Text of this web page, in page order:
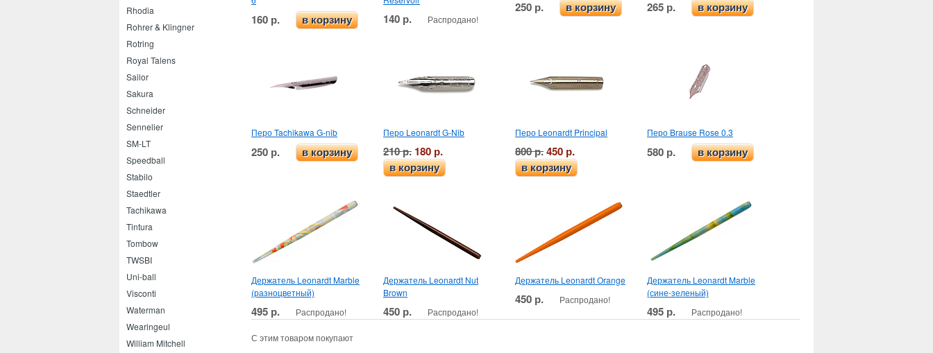
Rhodia
Rohrer & Klingner
Rotring
Royal Talens
Sailor
Sakura
Schneider
Sennelier
SM-LT
Speedball
Stabilo
Staedtler
Tachikawa
Tintura
Tombow
TWSBI
Uni-ball
Visconti
Waterman
Wearingeul
William Mitchell
160 р. в корзину 140 р. Распродано!
250 р. в корзину 265 р. в корзину
Перо Tachikawa G-nib
250 р. в корзину
Перо Leonardt G-Nib
210 р. 180 р.
в корзину
Перо Leonardt Principal
800 р.450 р.
в корзину
Перо Brause Rose 0.3
580 р. в корзину
Держатель Leonardt Marble
(разноцветный)
495 р. Распродано!
Держатель Leonardt Nut
Brown
450 р. Распродано!
Держатель Leonardt Orange
450 р. Распродано!
Держатель Leonardt Marble
(сине-зеленый)
495 р. Распродано!
С этим товаром покупают